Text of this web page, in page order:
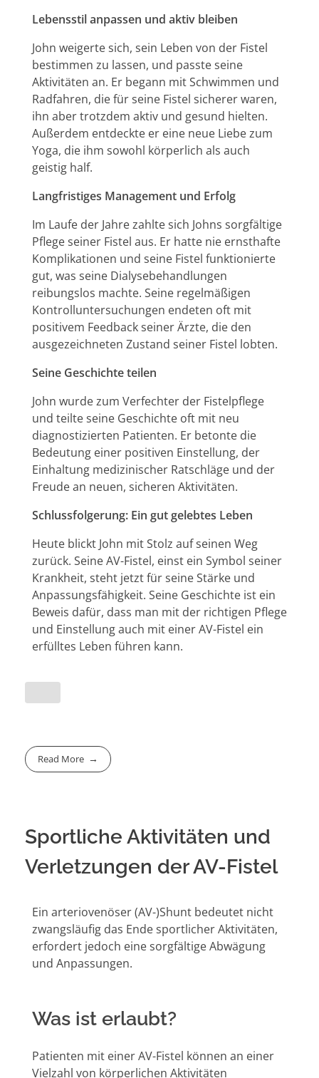
Lebensstil anpassen und aktiv bleiben
John weigerte sich, sein Leben von der Fistel
bestimmen zu lassen, und passte seine
Aktivitäten an. Er begann mit Schwimmen und
Radfahren, die für seine Fistel sicherer waren,
ihn aber trotzdem aktiv und gesund hielten.
Außerdem entdeckte er eine neue Liebe zum
Yoga, die ihm sowohl körperlich als auch
geistig half.
Langfristiges Management und Erfolg
Im Laufe der Jahre zahlte sich Johns sorgfältige
Pflege seiner Fistel aus. Er hatte nie ernsthafte
Komplikationen und seine Fistel funktionierte
gut, was seine Dialysebehandlungen
reibungslos machte. Seine regelmäßigen
Kontrolluntersuchungen endeten oft mit
positivem Feedback seiner Ärzte, die den
ausgezeichneten Zustand seiner Fistel lobten.
Seine Geschichte teilen
John wurde zum Verfechter der Fistelpflege
und teilte seine Geschichte oft mit neu
diagnostizierten Patienten. Er betonte die
Bedeutung einer positiven Einstellung, der
Einhaltung medizinischer Ratschläge und der
Freude an neuen, sicheren Aktivitäten.
Schlussfolgerung: Ein gut gelebtes Leben
Heute blickt John mit Stolz auf seinen Weg
zurück. Seine AV-Fistel, einst ein Symbol seiner
Krankheit, steht jetzt für seine Stärke und
Anpassungsfähigkeit. Seine Geschichte ist ein
Beweis dafür, dass man mit der richtigen Pflege
und Einstellung auch mit einer AV-Fistel ein
erfülltes Leben führen kann.
Read More
Sportliche Aktivitäten und
Verletzungen der AV-Fistel
Ein arteriovenöser (AV-)Shunt bedeutet nicht
zwangsläufig das Ende sportlicher Aktivitäten,
erfordert jedoch eine sorgfältige Abwägung
und Anpassungen.
Was ist erlaubt?
Patienten mit einer AV-Fistel können an einer
Vielzahl von körperlichen Aktivitäten